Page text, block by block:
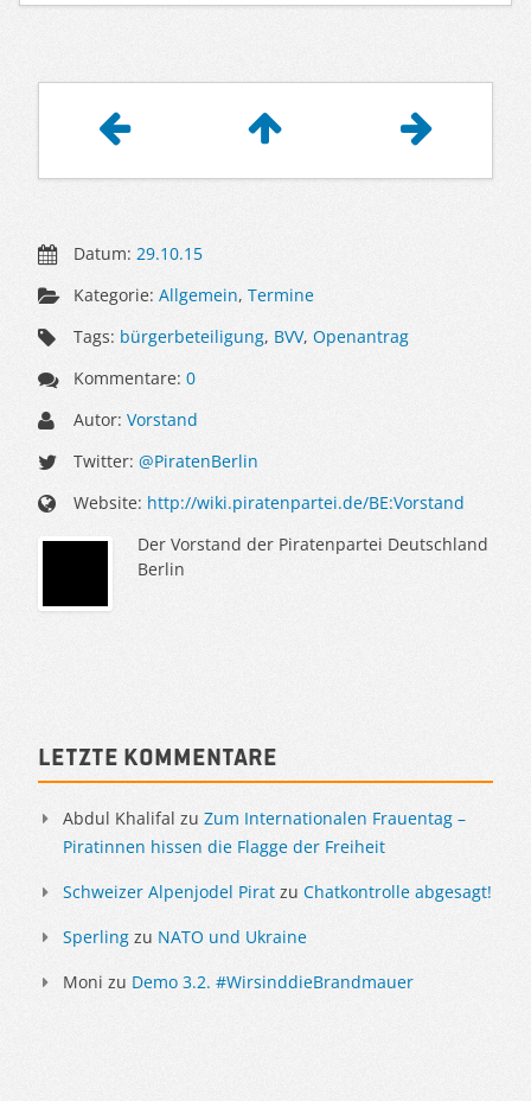
Datum:29.10.15
Kategorie:Allgemein,Termine
Tags: bürgerbeteiligung, BVV,Openantrag
Kommentare:0
Autor:Vorstand
Twitter:@PiratenBerlin
Website: http://wiki.piratenpartei.de/BE:Vorstand
Der Vorstand der Piratenpartei Deutschland
Berlin
Sidebar
Letzte Kommentare
Abdul Khalifal zu Zum Internationalen Frauentag –
Piratinnen hissen die Flagge der Freiheit
Schweizer Alpenjodel Pirat zu Chatkontrolle abgesagt!
Sperling zu NATO und Ukraine
Moni zu Demo 3.2. #WirsinddieBrandmauer